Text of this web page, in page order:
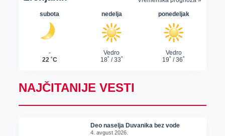
NAJČITANIJE VESTI
Deo naselja Duvanika bez vode
4. avgust 2026.